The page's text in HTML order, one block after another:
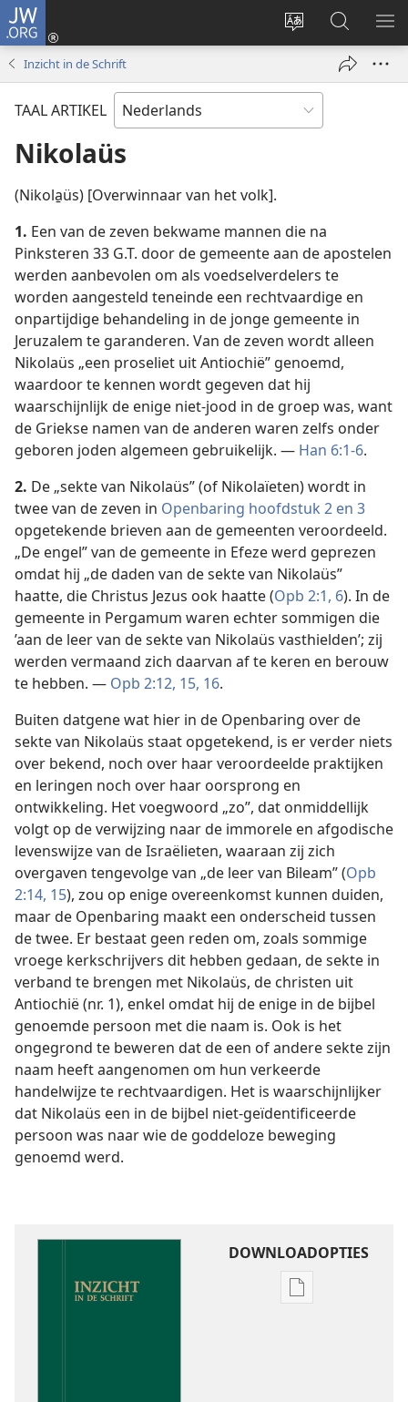
JW.ORG
Taal
wijzigen
Inloggen
(opent
Zoeken
op
JW.ORG
Inzicht in de Schrift
TAAL ARTIKEL
Nikolaüs
(Nikola̱üs) [Overwinnaar van het volk].
1. Een van de zeven bekwame mannen die na
Pinksteren 33 G.T. door de gemeente aan de apostelen
werden aanbevolen om als voedselverdelers te
worden aangesteld teneinde een rechtvaardige en
onpartijdige behandeling in de jonge gemeente in
Jeruzalem te garanderen. Van de zeven wordt alleen
Nikolaüs „een proseliet uit Antiochië” genoemd,
waardoor te kennen wordt gegeven dat hij
waarschijnlijk de enige niet-jood in de groep was, want
de Griekse namen van de anderen waren zelfs onder
geboren joden algemeen gebruikelijk. — Han 6:1-6.
2. De „sekte van Nikolaüs” (of Nikolaïeten) wordt in
twee van de zeven in Openbaring hoofdstuk 2 en 3
opgetekende brieven aan de gemeenten veroordeeld.
„De engel” van de gemeente in Efeze werd geprezen
omdat hij „de daden van de sekte van Nikolaüs”
haatte, die Christus Jezus ook haatte (Opb 2:1, 6). In de
gemeente in Pergamum waren echter sommigen die
’aan de leer van de sekte van Nikolaüs vasthielden’; zij
werden vermaand zich daarvan af te keren en berouw
te hebben. — Opb 2:12, 15, 16.
Buiten datgene wat hier in de Openbaring over de
sekte van Nikolaüs staat opgetekend, is er verder niets
over bekend, noch over haar veroordeelde praktijken
en leringen noch over haar oorsprong en
ontwikkeling. Het voegwoord „zo”, dat onmiddellijk
volgt op de verwijzing naar de immorele en afgodische
levenswijze van de Israëlieten, waaraan zij zich
overgaven tengevolge van „de leer van Bileam” (Opb
2:14, 15), zou op enige overeenkomst kunnen duiden,
maar de Openbaring maakt een onderscheid tussen
de twee. Er bestaat geen reden om, zoals sommige
vroege kerkschrijvers dit hebben gedaan, de sekte in
verband te brengen met Nikolaüs, de christen uit
Antiochië (nr. 1), enkel omdat hij de enige in de bijbel
genoemde persoon met die naam is. Ook is het
ongegrond te beweren dat de een of andere sekte zijn
naam heeft aangenomen om hun verkeerde
handelwijze te rechtvaardigen. Het is waarschijnlijker
dat Nikolaüs een in de bijbel niet-geïdentificeerde
persoon was naar wie de goddeloze beweging
genoemd werd.
DOWNLOADOPTIES